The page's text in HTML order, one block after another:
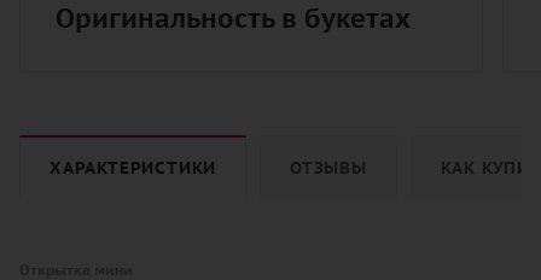
Оригинальность в букетах
ХАРАКТЕРИСТИКИ ОТЗЫВЫ КАК